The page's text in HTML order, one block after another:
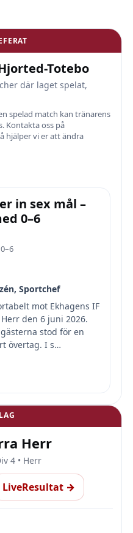
Totebo
där laget spelat,
spelad match kan tränarens
Kontakta oss på
hjälper vi er att ändra
in sex mål –
0–6
0–6
Sportchef
mot Ekhagens IF
den 6 juni 2026.
stod för en
övertag. I s…
Herr
4 • Herr
LiveResultat →